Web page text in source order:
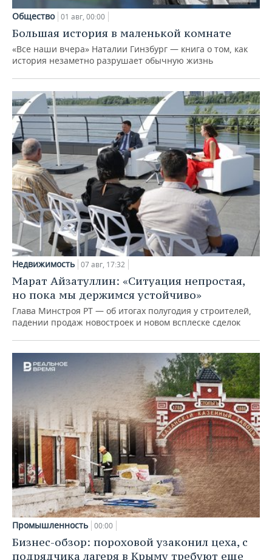
Общество 01 авг, 00:00
Большая история в маленькой комнате
«Все наши вчера» Наталии Гинзбург — книга о том, как
история незаметно разрушает обычную жизнь
Недвижимость 07 авг, 17:32
Марат Айзатуллин: «Ситуация непростая,
но пока мы держимся устойчиво»
Глава Минстроя РТ — об итогах полугодия у строителей,
падении продаж новостроек и новом всплеске сделок
Промышленность 00:00
Бизнес-обзор: пороховой узаконил цеха, с
подрядчика лагеря в Крыму требуют еще